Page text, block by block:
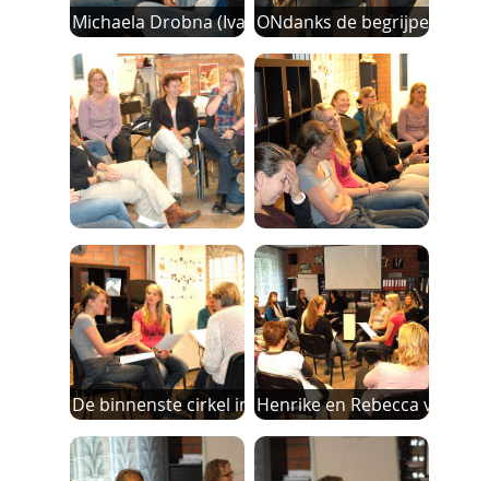
Michaela Drobna (Ivana) observONdanks de begrijpelijke
De binnenste cirkel in actieHenrike en Rebecca